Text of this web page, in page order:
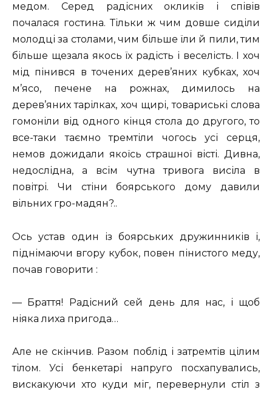
медом. Серед радісних окликів і співів
почалася гостина. Тільки ж чим довше сиділи
молодці за столами, чим більше їли й пили, тим
більше щезала якось їх радість і веселість. І хоч
мід пінився в точених дерев’яних кубках, хоч
м’ясо, печене на рожнах, димилось на
дерев’яних тарілках, хоч щирі, товариські слова
гомоніли від одного кінця стола до другого, то
все-таки таємно тремтіли чогось усі серця,
немов дожидали якоїсь страшної вісті. Дивна,
недослідна, а всім чутна тривога висіла в
повітрі. Чи стіни боярського дому давили
вільних гро-мадян?..
Ось устав один із боярських дружинників і,
піднімаючи вгору кубок, повен пінистого меду,
почав говорити :
— Браття! Радісний сей день для нас, і щоб
ніяка лиха пригода…
Але не скінчив. Разом поблід і затремтів цілим
тілом. Усі бенкетарі напруго посхапувались,
вискакуючи хто куди міг, перевернули стіл з